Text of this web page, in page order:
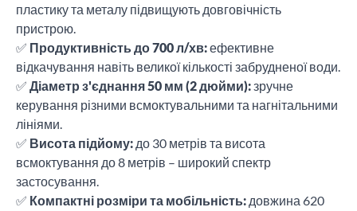
пластику та металу підвищують довговічність
пристрою.
✅ Продуктивність до 700 л/хв:ефективне
відкачування навіть великої кількості забрудненої води.
✅ Діаметр з'єднання 50 мм (2 дюйми):зручне
керування різними всмоктувальними та нагнітальними
лініями.
✅ Висота підйому: до 30 метрів та висота
всмоктування до 8 метрів – широкий спектр
застосування.
✅ Компактні розміри та мобільність: довжина 620